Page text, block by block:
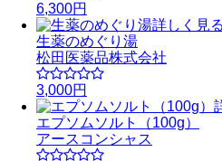
6,300円
詳しく見る
生薬のめぐり湯
松田医薬品株式会社
3,000円
エプソムソルト（100g）
アースコンシャス